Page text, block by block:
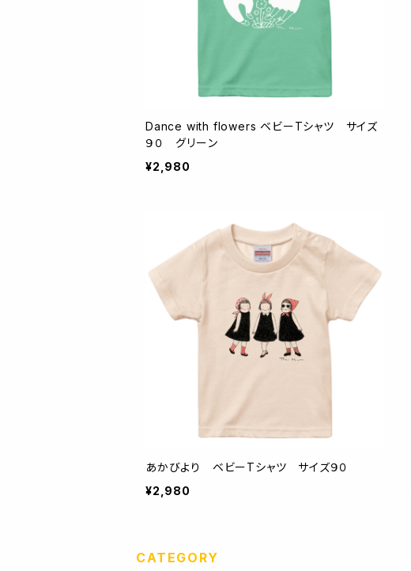
Dance with flowers ベビーTシャツ サイズ
９０ グリーン
¥2,980
あかびより ベビーTシャツ サイズ９０
¥2,980
CATEGORY